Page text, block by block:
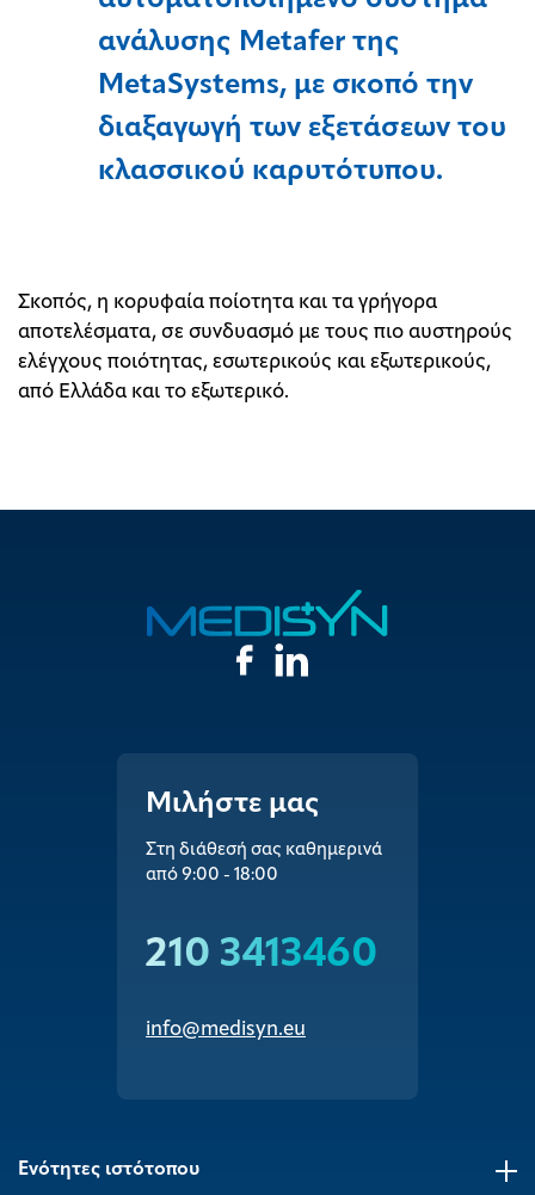
ανάλυσης Metafer της
MetaSystems, με σκοπό την
διαξαγωγή των εξετάσεων του
κλασσικού καρυτότυπου.
Σκοπός, η κορυφαία ποίοτητα και τα γρήγορα
αποτελέσματα, σε συνδυασμό με τους πιο αυστηρούς
ελέγχους ποιότητας, εσωτερικούς και εξωτερικούς,
από Ελλάδα και το εξωτερικό.
Μιλήστε μας
Στη διάθεσή σας καθημερινά
από 9:00 - 18:00
210 3413460
info@medisyn.eu
Ενότητες ιστότοπου